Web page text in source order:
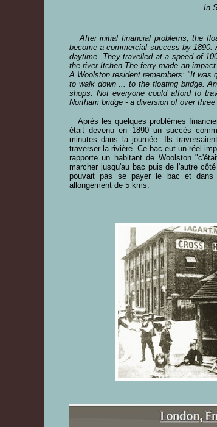
In
After initial financial problems, the
become a commercial success by
daytime. They travelled at a speed of
the river Itchen.The ferry made an
A Woolston resident remembers: "It was
to walk down ... to the floating bridge.
shops. Not everyone could afford to
Northam bridge - a diversion of over
Après les quelques problèmes
était devenu en 1890 un succès
minutes dans la journée. Ils
traverser la rivière. Ce bac eut un réel
rapporte un habitant de Woolston
marcher jusqu'au bac puis de l'autre
pouvait pas se payer le bac et dans
allongement de 5 kms.